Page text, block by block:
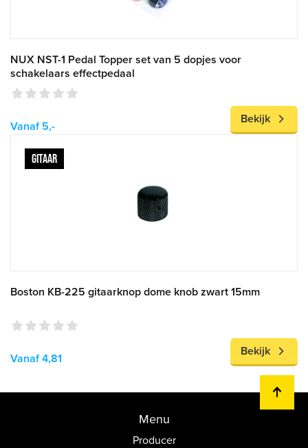
NUX NST-1 Pedal Topper set van 5 dopjes voor
schakelaars effectpedaal
Vanaf 5,-
Bekijk
GITAAR
Boston KB-225 gitaarknop dome knob zwart 15mm
Vanaf 4,81
Bekijk
Menu
Producer